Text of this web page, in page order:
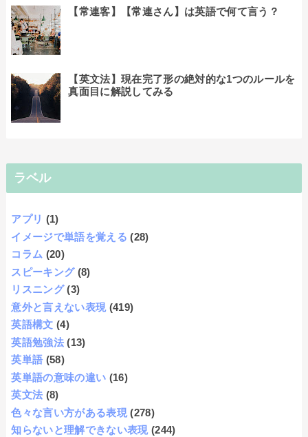
【常連客】【常連さん】は英語で何て言う？
【英文法】現在完了形の絶対的な1つのルールを
真面目に解説してみる
ラベル
アプリ (1)
イメージで単語を覚える (28)
コラム (20)
スピーキング (8)
リスニング (3)
意外と言えない表現 (419)
英語構文 (4)
英語勉強法 (13)
英単語 (58)
英単語の意味の違い (16)
英文法 (8)
色々な言い方がある表現 (278)
知らないと理解できない表現 (244)